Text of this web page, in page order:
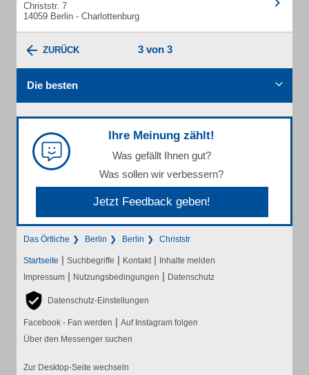
Christstr. 7
14059 Berlin - Charlottenburg
ZURÜCK 3 von 3
Die besten
Ihre Meinung zählt!
Was gefällt Ihnen gut?
Was sollen wir verbessern?
Jetzt Feedback geben!
Das Örtliche Berlin Berlin Christstr
Startseite | Suchbegriffe | Kontakt | Inhalte melden
Impressum | Nutzungsbedingungen | Datenschutz
Datenschutz-Einstellungen
Facebook - Fan werden | Auf Instagram folgen
Über den Messenger suchen
Zur Desktop-Seite wechseln